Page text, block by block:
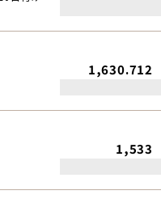
1,630.712
1,533